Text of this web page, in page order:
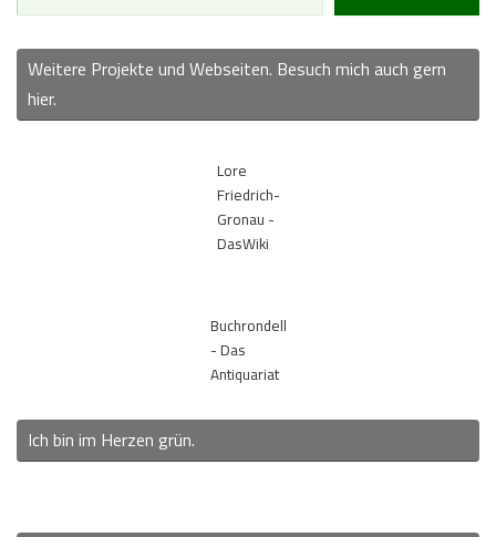
Weitere Projekte und Webseiten. Besuch mich auch gern
hier.
Lore
Friedrich-
Gronau -
DasWiki
Buchrondell
- Das
Antiquariat
Ich bin im Herzen grün.